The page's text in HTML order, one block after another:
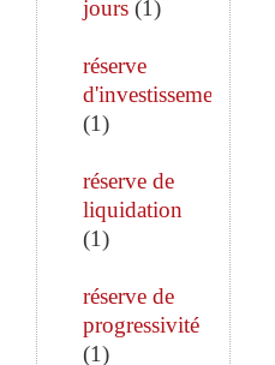
jours (1)
réserve
d'investissement
(1)
réserve de
liquidation
(1)
réserve de
progressivité
(1)